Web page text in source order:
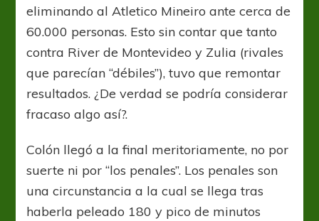
eliminando al Atletico Mineiro ante cerca de
60.000 personas. Esto sin contar que tanto
contra River de Montevideo y Zulia (rivales
que parecían “débiles”), tuvo que remontar
resultados. ¿De verdad se podría considerar
fracaso algo así?.
Colón llegó a la final meritoriamente, no por
suerte ni por “los penales”. Los penales son
una circunstancia a la cual se llega tras
haberla peleado 180 y pico de minutos